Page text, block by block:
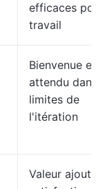
efficaces
travail
Bienvenue et
attendu dans
limites de
l'itération
Valeur